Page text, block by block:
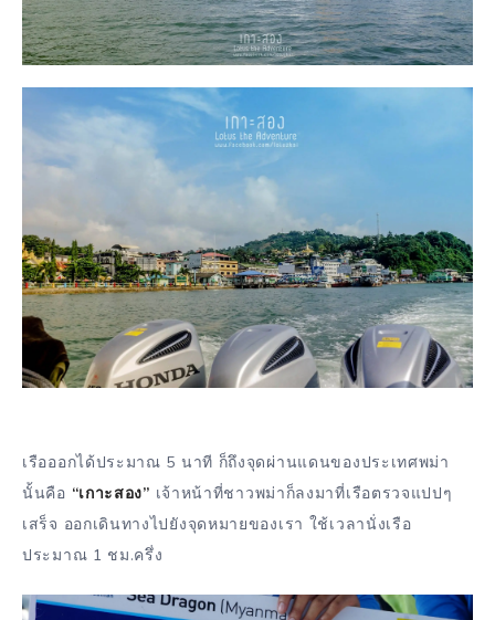
เรือออกได้ประมาณ 5 นาที ก็ถึงจุดผ่านแดนของประเทศพม่า
นั้นคือ “เกาะสอง” เจ้าหน้าที่ชาวพม่าก็ลงมาที่เรือตรวจแปปๆ
เสร็จ ออกเดินทางไปยังจุดหมายของเรา ใช้เวลานั่งเรือ
ประมาณ 1 ชม.ครึ่ง